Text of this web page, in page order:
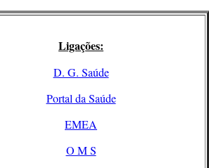
Ligações:
D. G. Saúde
Portal da Saúde
EMEA
O M S